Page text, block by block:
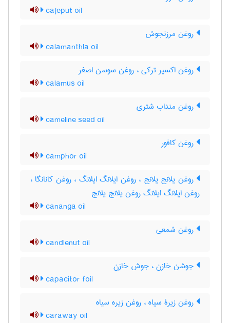
cajeput oil
روغن مرزنجوش
calamanthla oil
روغن اکسیر ترکی ، روغن سوسن اصغر
calamus oil
روغن منداب شتری
cameline seed oil
روغن کافور
camphor oil
روغن یلانج یلانج ، روغن ایلانگ ایلانگ ، روغن کانانگا ،
روغن ایلانگ ایلانگ روغن یلانج یلانج
cananga oil
روغن شمعی
candlenut oil
جوشن خازن ، جوش خازن
capacitor foil
روغن زیرۀ سیاه ، روغن زیره سیاه
caraway oil